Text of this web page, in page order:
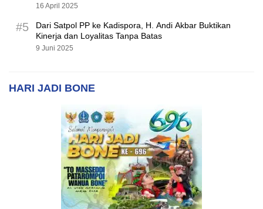
16 April 2025
#5
Dari Satpol PP ke Kadispora, H. Andi Akbar Buktikan
Kinerja dan Loyalitas Tanpa Batas
9 Juni 2025
HARI JADI BONE